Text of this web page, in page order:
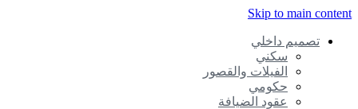
Skip to main
تصميم داخلي
سكني
الفيلات والقصور
حكومي
عقود الضيافة